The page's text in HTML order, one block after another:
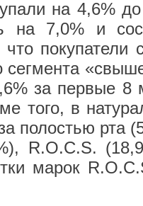
на 4,6%
на 7,0% и
покупатели
за первые 8
того, в
полостью рта
R.O.C.S.
марок